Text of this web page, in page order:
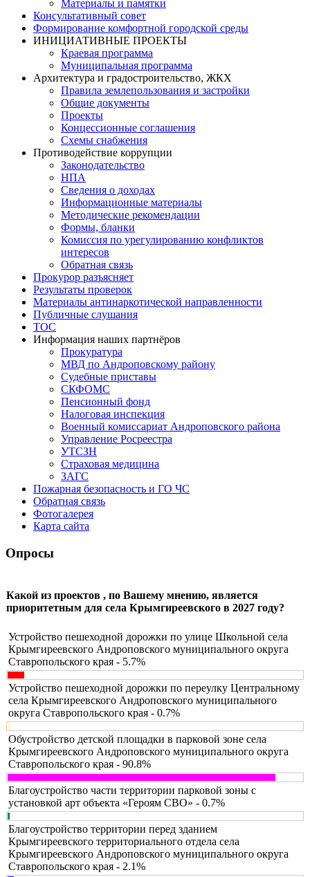
Материалы и памятки
Консультативный совет
Формирование комфортной городской среды
ИНИЦИАТИВНЫЕ ПРОЕКТЫ
Краевая программа
Муниципальная программа
Архитектура и градостроительство, ЖКХ
Правила землепользования и застройки
Общие документы
Проекты
Концессионные соглашения
Схемы снабжения
Противодействие коррупции
Законодательство
НПА
Сведения о доходах
Информационные материалы
Методические рекомендации
Формы, бланки
Комиссия по урегулированию конфликтов
интересов
Обратная связь
Прокурор разъясняет
Результаты проверок
Материалы антинаркотической направленности
Публичные слушания
ТОС
Информация наших партнёров
Прокуратура
МВД по Андроповскому району
Судебные приставы
СКФОМС
Пенсионный фонд
Налоговая инспекция
Военный комиссариат Андроповского района
Управление Росреестра
УТСЗН
Страховая медицина
ЗАГС
Пожарная безопасность и ГО ЧС
Обратная связь
Фотогалерея
Карта сайта
Опросы
Какой из проектов , по Вашему мнению, является
приоритетным для села Крымгиреевского в 2027 году?
Устройство пешеходной дорожки по улице Школьной села
Крымгиреевского Андроповского муниципального округа
Ставропольского края - 5.7%
Устройство пешеходной дорожки по переулку Центральному
села Крымгиреевского Андроповского муниципального
округа Ставропольского края - 0.7%
Обустройство детской площадки в парковой зоне села
Крымгиреевского Андроповского муниципального округа
Ставропольского края - 90.8%
Благоустройство части территории парковой зоны с
установкой арт объекта «Героям СВО» - 0.7%
Благоустройство территории перед зданием
Крымгиреевского территориального отдела села
Крымгиреевского Андроповского муниципального округа
Ставропольского края - 2.1%